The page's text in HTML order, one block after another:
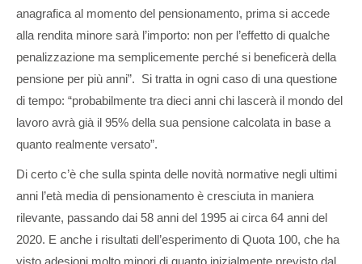
anagrafica al momento del pensionamento, prima si accede
alla rendita minore sarà l’importo: non per l’effetto di qualche
penalizzazione ma semplicemente perché si beneficerà della
pensione per più anni”. Si tratta in ogni caso di una questione
di tempo: “probabilmente tra dieci anni chi lascerà il mondo del
lavoro avrà già il 95% della sua pensione calcolata in base a
quanto realmente versato”.
Di certo c’è che sulla spinta delle novità normative negli ultimi
anni l’età media di pensionamento è cresciuta in maniera
rilevante, passando dai 58 anni del 1995 ai circa 64 anni del
2020. E anche i risultati dell’esperimento di Quota 100, che ha